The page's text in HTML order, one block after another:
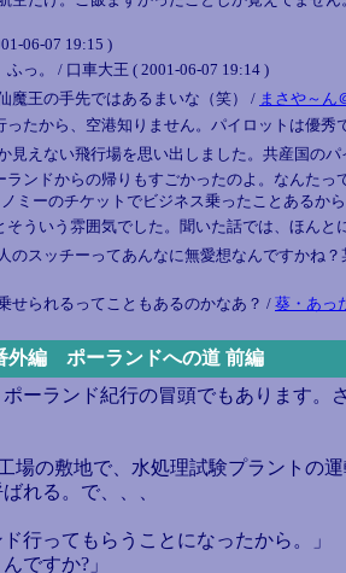
06-07 19:15 )
っ。 / 口車大王 ( 2001-06-07 19:14 )
魔王の手先ではあるまいな（笑） / まさや～ん
たから、空港知りません。パイロットは優秀
見えない飛行場を思い出しました。共産国の
ンドからの帰りもすごかったのよ。なんた
ミーのチケットでビジネス乗ったことあるか
ういう雰囲気でした。聞いた話では、ほん
のスッチーってあんなに無愛想なんですかね
せられるってこともあるのかなあ？ /葵・あっ
外編 ポーランドへの道 前編
ーランド紀行の冒頭でもあります。
の敷地で、水処理試験プラントの
れる。で、、、
行ってもらうことになったから。」
ですか?」